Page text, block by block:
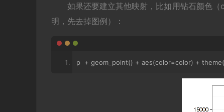
如果还要建立其他映射，比如用钻石颜色
明，先去掉图例）：
p + geom_point() + aes(color=color) + theme(